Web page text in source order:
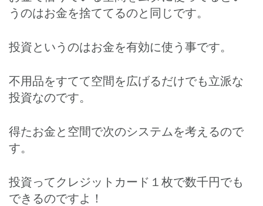
うのはお金を捨ててるのと同じです。
投資というのはお金を有効に使う事です。
不用品をすてて空間を広げるだけでも立派な
投資なのです。
得たお金と空間で次のシステムを考えるので
す。
投資ってクレジットカード１枚で数千円でも
できるのですよ！